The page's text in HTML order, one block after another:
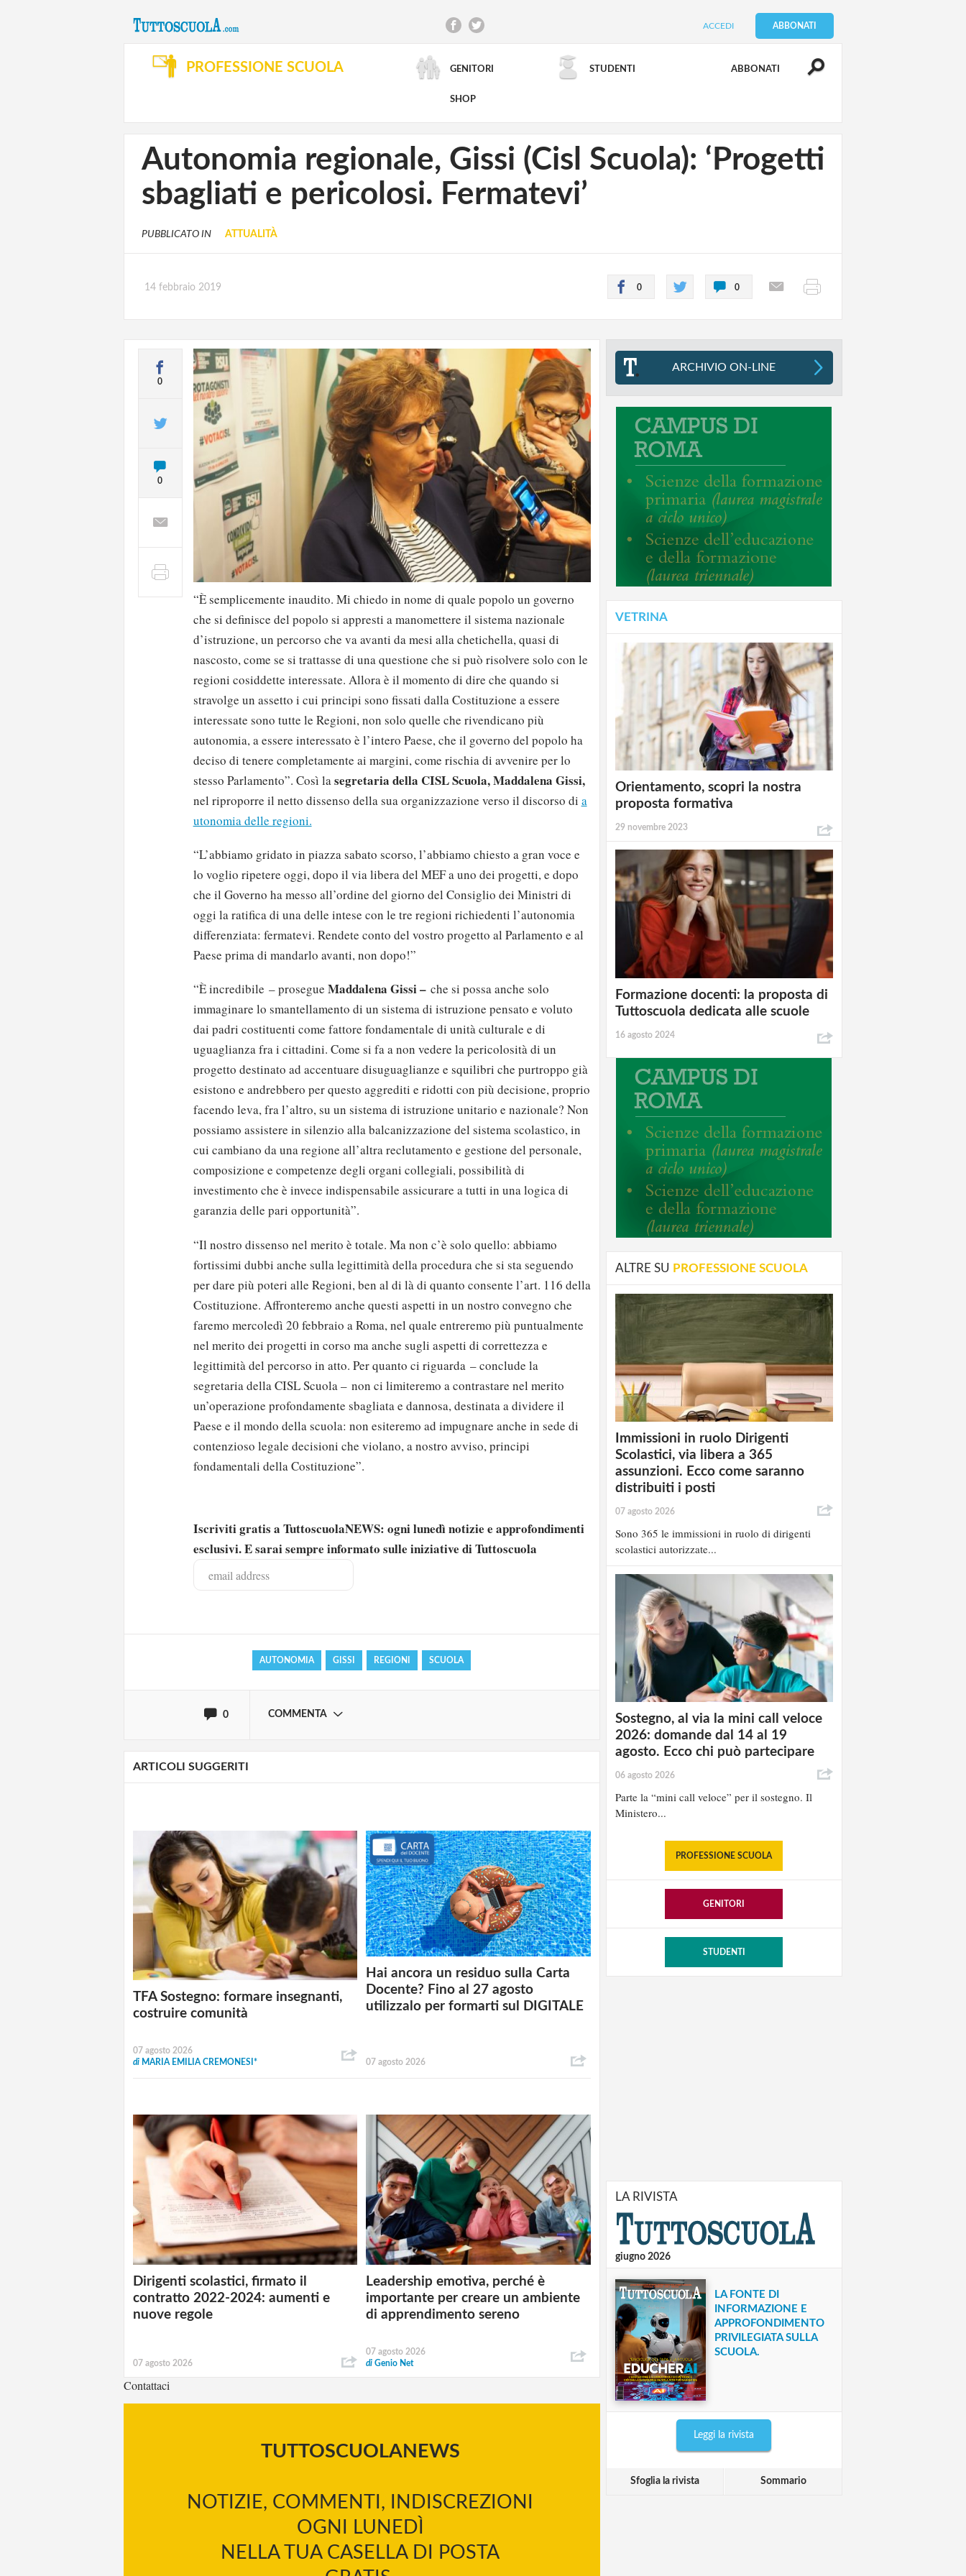
ACCEDI ABBONATI
PROFESSIONE SCUOLA GENITORI STUDENTI ABBONATI
SHOP
RICERCA AVANZATA
Autonomia regionale, Gissi (Cisl Scuola): ‘Progetti
sbagliati e pericolosi. Fermatevi’
PUBBLICATO IN ATTUALITÀ
14 febbraio 2019 0 0
0
0
“È semplicemente inaudito. Mi chiedo in nome di quale popolo un governo
che si definisce del popolo si appresti a manomettere il sistema nazionale
d’istruzione, un percorso che va avanti da mesi alla chetichella, quasi di
nascosto, come se si trattasse di una questione che si può risolvere solo con le
regioni cosiddette interessate. Allora è il momento di dire che quando si
stravolge un assetto i cui principi sono fissati dalla Costituzione a essere
interessate sono tutte le Regioni, non solo quelle che rivendicano più
autonomia, a essere interessato è l’intero Paese, che il governo del popolo ha
deciso di tenere completamente ai margini, come rischia di avvenire per lo
stesso Parlamento”. Così lasegretaria della CISL Scuola, Maddalena Gissi,
nel riproporre il netto dissenso della sua organizzazione verso il discorso di a
utonomia delle regioni.
“L’abbiamo gridato in piazza sabato scorso, l’abbiamo chiesto a gran voce e
lo voglio ripetere oggi, dopo il via libera del MEF a uno dei progetti, e dopo
che il Governo ha messo all’ordine del giorno del Consiglio dei Ministri di
oggi la ratifica di una delle intese con le tre regioni richiedenti l’autonomia
differenziata: fermatevi. Rendete conto del vostro progetto al Parlamento e al
Paese prima di mandarlo avanti, non dopo!”
“È incredibile – prosegue Maddalena Gissi –che si possa anche solo
immaginare lo smantellamento di un sistema di istruzione pensato e voluto
dai padri costituenti come fattore fondamentale di unità culturale e di
uguaglianza fra i cittadini. Come si fa a non vedere la pericolosità di un
progetto destinato ad accentuare disuguaglianze e squilibri che purtroppo già
esistono e andrebbero per questo aggrediti e ridotti con più decisione, proprio
facendo leva, fra l’altro, su un sistema di istruzione unitario e nazionale? Non
possiamo assistere in silenzio alla balcanizzazione del sistema scolastico, in
cui cambiano da una regione all’altra reclutamento e gestione del personale,
composizione e competenze degli organi collegiali, possibilità di
investimento che è invece indispensabile assicurare a tutti in una logica di
garanzia delle pari opportunità”.
“Il nostro dissenso nel merito è totale. Ma non c’è solo quello: abbiamo
fortissimi dubbi anche sulla legittimità della procedura che si sta seguendo
per dare più poteri alle Regioni, ben al di là di quanto consente l’art. 116 della
Costituzione. Affronteremo anche questi aspetti in un nostro convegno che
faremo mercoledì 20 febbraio a Roma, nel quale entreremo più puntualmente
nel merito dei progetti in corso ma anche sugli aspetti di correttezza e
legittimità del percorso in atto. Per quanto ci riguarda – conclude la
segretaria della CISL Scuola – non ci limiteremo a contrastare nel merito
un’operazione profondamente sbagliata e dannosa, destinata a dividere il
Paese e il mondo della scuola: non esiteremo ad impugnare anche in sede di
contenzioso legale decisioni che violano, a nostro avviso, principi
fondamentali della Costituzione”.
Iscriviti gratis a TuttoscuolaNEWS: ogni lunedì notizie e approfondimenti
esclusivi. E sarai sempre informato sulle iniziative di Tuttoscuola
AUTONOMIA GISSI REGIONI SCUOLA
0 COMMENTA
Solo gli utenti registrati possono commentare!
ARTICOLI SUGGERITI
TFA Sostegno: formare insegnanti,
costruire comunità
07 agosto 2026
di MARIA EMILIA CREMONESI*
Hai ancora un residuo sulla Carta
Docente? Fino al 27 agosto
utilizzalo per formarti sul DIGITALE
07 agosto 2026
Dirigenti scolastici, firmato il
contratto 2022-2024: aumenti e
nuove regole
07 agosto 2026
Leadership emotiva, perché è
importante per creare un ambiente
di apprendimento sereno
07 agosto 2026
diGenio Net
Contattaci
TUTTOSCUOLANEWS
NOTIZIE, COMMENTI, INDISCREZIONI
OGNI LUNEDÌ
NELLA TUA CASELLA DI POSTA
ARCHIVIO ON-LINE
VETRINA
Orientamento, scopri la nostra
proposta formativa
29 novembre 2023
Formazione docenti: la proposta di
Tuttoscuola dedicata alle scuole
16 agosto 2024
ALTRE SU PROFESSIONE SCUOLA
Immissioni in ruolo Dirigenti
Scolastici, via libera a 365
assunzioni. Ecco come saranno
distribuiti i posti
07 agosto 2026
Sono 365 le immissioni in ruolo di dirigenti
scolastici autorizzate...
Sostegno, al via la mini call veloce
2026: domande dal 14 al 19
agosto. Ecco chi può partecipare
06 agosto 2026
Parte la “mini call veloce” per il sostegno. Il
Ministero...
PROFESSIONE SCUOLA
GENITORI
STUDENTI
LA RIVISTA
giugno 2026
LA FONTE DI
INFORMAZIONE E
APPROFONDIMENTO
PRIVILEGIATA SULLA
SCUOLA.
Leggi la rivista
Sfoglia la rivista Sommario